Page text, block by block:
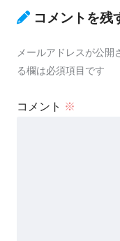
コメントを残
メールアドレスが公開
る欄は必須項目です
コメント ※